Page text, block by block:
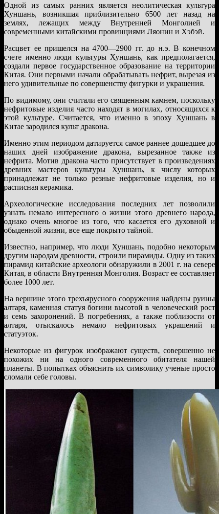
Одной из самых ранних является неолитическая культура
Хуншань, возникшая приблизительно 6500 лет назад на
землях, лежащих между Внутренней Монголией и
современными китайскими провинциями Ляонин и Хэбэй.
Расцвет ее пришелся на 4700—2900 гг. до н.э. В конечном
счете именно люди культуры Хуншань, как предполагается,
создали первое государственное образование на территории
Китая. Они первыми начали обрабатывать нефрит, вырезая из
него удивительные по совершенству фигурки и украшения.
По видимому, они считали его священным камнем, поскольку
нефритовые изделия часто находят в могилах, относящихся к
этой культуре. Считается, что именно в эпоху Хуншань в
Китае зародился культ дракона.
Именно этим периодом датируется самое раннее дошедшее до
наших дней изображение дракона, вырезанное также из
нефрита. Мотив дракона часто присутствует в произведениях
древних мастеров культуры Хуншань, к числу которых
принадлежат не только резные нефритовые изделия, но и
расписная керамика.
Археологические исследования последних лет позволили
узнать немало интересного о жизни этого древнего народа,
однако очень многое из того, что касается его духовной и
обыденной жизни, все еще покрыто тайной.
Известно, например, что люди Хуншань, подобно некоторым
другим народам древности, строили пирамиды. Одну из таких
пирамид китайские археологи обнаружили в 2001 г. на севере
Китая, в области Внутренняя Монголия. Возраст ее составляет
более 1000 лет.
На вершине этого трехъярусного сооружения найдены руины
алтаря, каменная статуя богини высотой в человеческий рост
и семь захоронений. В погребениях, а также поблизости от
алтаря, отыскалось немало нефритовых украшений и
статуэток.
Некоторые из фигурок изображают существ, совершенно не
похожих ни на одного современного обитателя нашей
планеты. В попытках объяснить их символику ученые просто
сломали себе головы.